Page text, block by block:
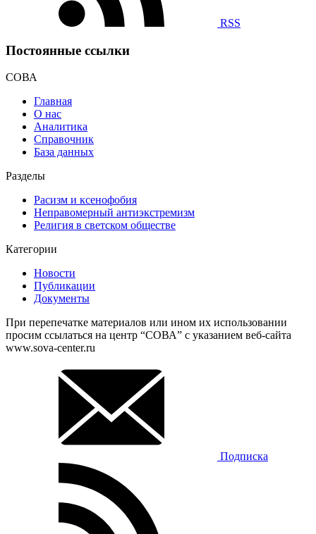
RSS
Постоянные ссылки
СОВА
Главная
О нас
Аналитика
Справочник
База данных
Разделы
Расизм и ксенофобия
Неправомерный антиэкстремизм
Религия в светском обществе
Категории
Новости
Публикации
Документы
При перепечатке материалов или ином их использовании
просим ссылаться на центр “СОВА” с указанием веб-сайта
www.sova-center.ru
Подписка